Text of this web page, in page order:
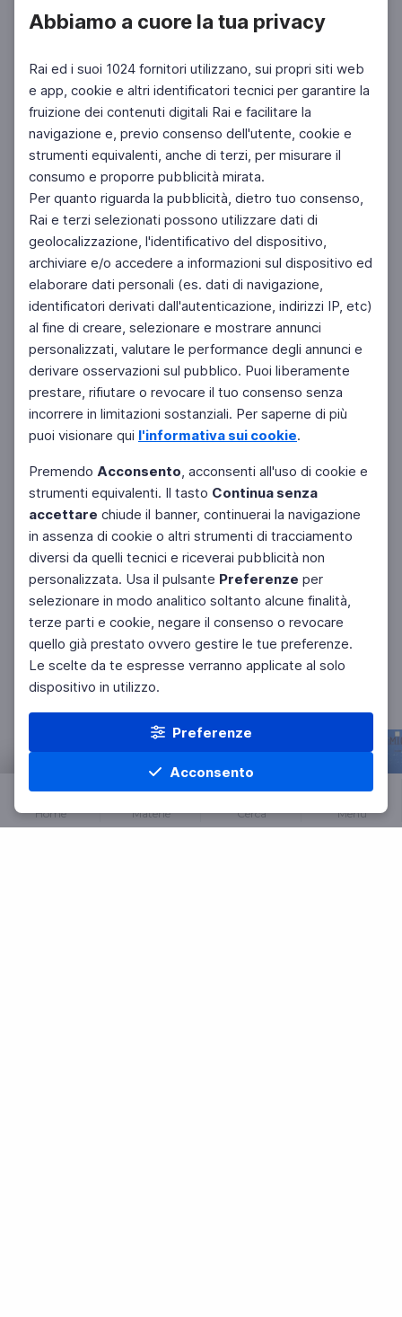
Abbiamo a cuore la tua privacy
Rai ed i suoi 1024 fornitori utilizzano, sui propri siti web
e app, cookie e altri identificatori tecnici per garantire la
fruizione dei contenuti digitali Rai e facilitare la
navigazione e, previo consenso dell'utente, cookie e
strumenti equivalenti, anche di terzi, per misurare il
consumo e proporre pubblicità mirata.
Per quanto riguarda la pubblicità, dietro tuo consenso,
Rai e terzi selezionati possono utilizzare dati di
geolocalizzazione, l'identificativo del dispositivo,
archiviare e/o accedere a informazioni sul dispositivo ed
elaborare dati personali (es. dati di navigazione,
identificatori derivati dall'autenticazione, indirizzi IP, etc)
al fine di creare, selezionare e mostrare annunci
personalizzati, valutare le performance degli annunci e
derivare osservazioni sul pubblico. Puoi liberamente
prestare, rifiutare o revocare il tuo consenso senza
incorrere in limitazioni sostanziali. Per saperne di più
puoi visionare qui l'informativa sui cookie.
Premendo Acconsento, acconsenti all'uso di cookie e
strumenti equivalenti. Il tasto Continua senza
accettare chiude il banner, continuerai la navigazione
in assenza di cookie o altri strumenti di tracciamento
diversi da quelli tecnici e riceverai pubblicità non
personalizzata. Usa il pulsante Preferenze per
selezionare in modo analitico soltanto alcune finalità,
terze parti e cookie, negare il consenso o revocare
quello già prestato ovvero gestire le tue preferenze.
Le scelte da te espresse verranno applicate al solo
dispositivo in utilizzo.
Preferenze
Acconsento
Home Materie Cerca Menu
SCIENZE
Earth Overshoot Day
Il giorno dell'anno in cui risultano esaurite le risorse del
Pianeta
SPECIALE SUPER QUARK
La Notte di San Lorenzo
10 agosto
Mostra di più
I programmi dedicati alla scuola